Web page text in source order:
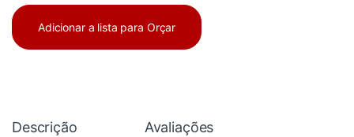
Adicionar a lista para Orçar
Descrição Avaliações